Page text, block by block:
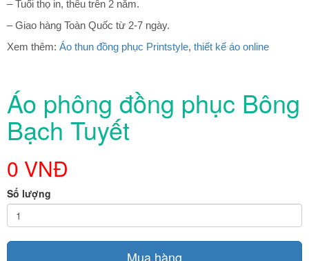
– Tuổi thọ in, thêu trên 2 năm.
– Giao hàng Toàn Quốc từ 2-7 ngày.
Xem thêm: Áo thun đồng phục Printstyle, thiết kế áo online
Áo phông đồng phục Bông
Bạch Tuyết
0 VNĐ
Số lượng
Mua hàng